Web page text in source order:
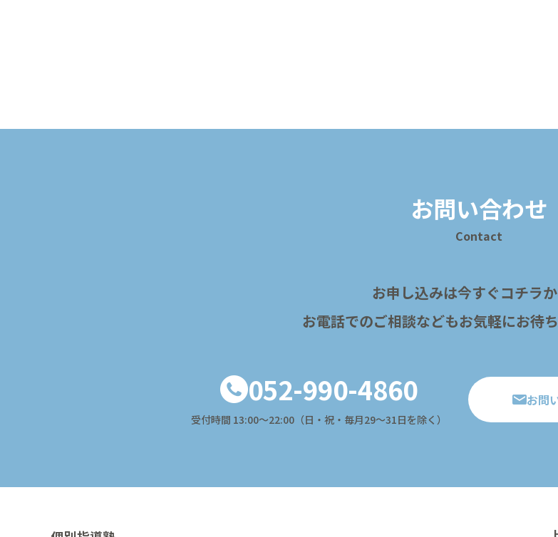
お問い合わせ
Contact
お申し込みは今すぐコチラか
お電話でのご相談などもお気軽にお待ち
052-990-4860
受付時間 13:00〜22:00（日・祝・毎月29～31日を除く）
お問